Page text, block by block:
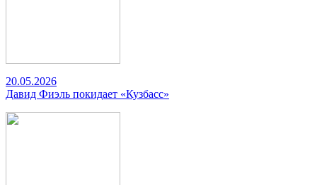
20.05.2026
Давид Фиэль покидает «Кузбасс»